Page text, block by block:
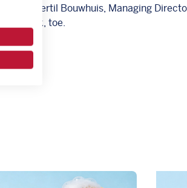
voegt Bertil Bouwhuis, Managing
Wassink, toe.